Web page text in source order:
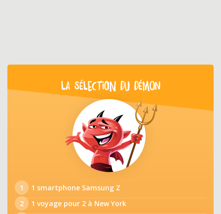
LA SÉLECTION DU DÉMON
1
1 smartphone Samsung Z
2
1 voyage pour 2 à New York